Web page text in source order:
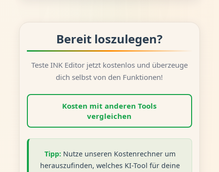
Bereit loszulegen?
Teste INK Editor jetzt kostenlos und überzeuge
dich selbst von den Funktionen!
Kosten mit anderen Tools
vergleichen
Tipp: Nutze unseren Kostenrechner um
herauszufinden, welches KI-Tool für deine